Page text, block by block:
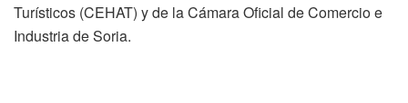
Turísticos (CEHAT) y de la Cámara Oficial de Comercio e
Industria de Soria.